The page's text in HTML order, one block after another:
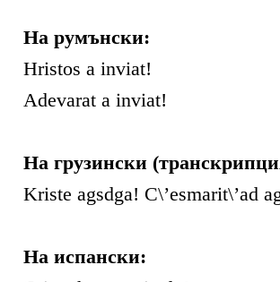
На румънски:
Hristos a inviat!
Adevarat a inviat!
На грузински
Kriste agsdga! C\’esmarit\’ad
На испански: